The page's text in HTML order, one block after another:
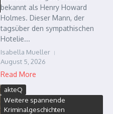
bekannt als Henry Howard
Holmes. Dieser Mann, der
tagsüber den sympathischen
Hotelie...
Isabella Mueller
August 5, 2026
Read More
akteQ
Weitere spannende
Kriminalgeschichten